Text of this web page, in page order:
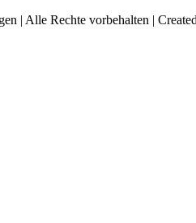
| Alle Rechte vorbehalten |